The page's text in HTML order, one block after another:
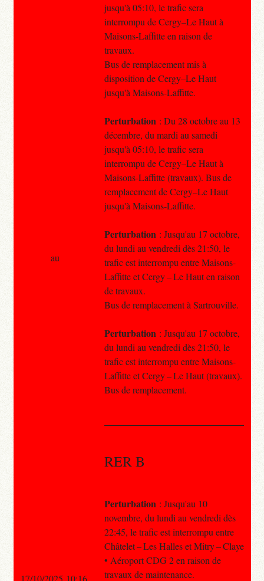
jusqu'à 05:10, le trafic sera
interrompu de Cergy–Le Haut à
Maisons-Laffitte en raison de
travaux.
Bus de remplacement mis à
disposition de Cergy–Le Haut
jusqu'à Maisons-Laffitte.
Perturbation : Du 28 octobre au 13
décembre, du mardi au samedi
jusqu'à 05:10, le trafic sera
interrompu de Cergy–Le Haut à
Maisons-Laffitte (travaux). Bus de
remplacement de Cergy–Le Haut
jusqu'à Maisons-Laffitte.
Perturbation : Jusqu'au 17 octobre,
du lundi au vendredi dès 21:50, le
trafic est interrompu entre Maisons-
Laffitte et Cergy – Le Haut en raison
de travaux.
Bus de remplacement à Sartrouville.
Perturbation : Jusqu'au 17 octobre,
du lundi au vendredi dès 21:50, le
trafic est interrompu entre Maisons-
Laffitte et Cergy – Le Haut (travaux).
Bus de remplacement.
RER B
Perturbation : Jusqu'au 10
novembre, du lundi au vendredi dès
22:45, le trafic est interrompu entre
Châtelet – Les Halles et Mitry – Claye
• Aéroport CDG 2 en raison de
travaux de maintenance.
au
17/10/2025 10:16